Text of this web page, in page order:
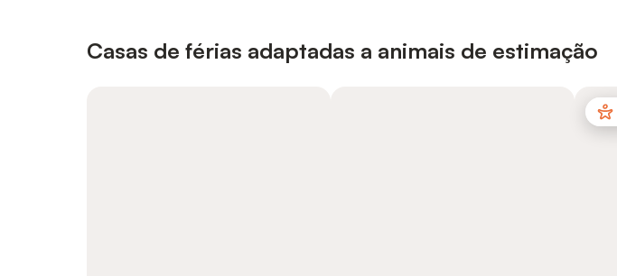
Casas de férias adaptadas a animais de estimação